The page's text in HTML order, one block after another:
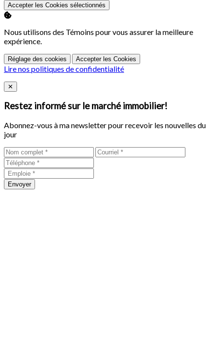
Accepter les Cookies sélectionnés
Nous utilisons des Témoins pour vous assurer la meilleure
expérience.
Réglage des cookies Accepter les Cookies
Lire nos politiques de confidentialité
Close
✕
Restez informé sur le marché immobilier!
Abonnez-vous à ma newsletter pour recevoir les nouvelles du
jour
Envoyer